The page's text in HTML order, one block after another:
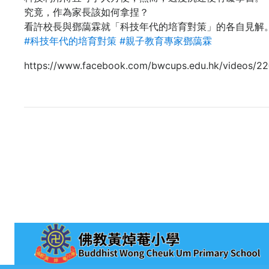
究竟，作為家長該如何拿捏？
看許校長與鄧藹霖就「科技年代的培育對策」的各自見解。
#科技年代的培育對策 #親子教育專家鄧藹霖
https://www.facebook.com/bwcups.edu.hk/videos/